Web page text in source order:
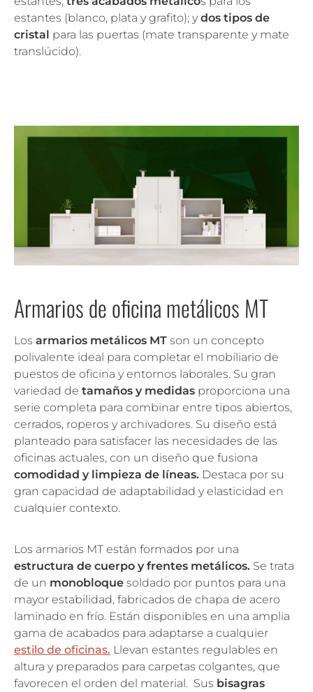
estantes (blanco, plata y grafito); ydos tipos de
cristal para las puertas (mate transparente y mate
translúcido).
Armarios de oficina metálicos MT
Los armarios metálicos MT son un concepto
polivalente ideal para completar el mobiliario de
puestos de oficina y entornos laborales. Su gran
variedad de tamaños y medidas proporciona una
serie completa para combinar entre tipos abiertos,
cerrados, roperos y archivadores. Su diseño está
planteado para satisfacer las necesidades de las
oficinas actuales, con un diseño que fusiona
comodidad y limpieza de líneas. Destaca por su
gran capacidad de adaptabilidad y elasticidad en
cualquier contexto.
Los armarios MT están formados por una
estructura de cuerpo y frentes metálicos. Se trata
de un monobloque soldado por puntos para una
mayor estabilidad, fabricados de chapa de acero
laminado en frío. Están disponibles en una amplia
gama de acabados para adaptarse a cualquier
estilo de oficinas. Llevan estantes regulables en
altura y preparados para carpetas colgantes, que
favorecen el orden del material. Sus bisagras